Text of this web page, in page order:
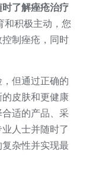
了解痤疮治疗
和积极主动，您
制痤疮，同时
但通过正确的
皮肤和更健康
适的产品、采
人士并随时了
杂性并实现最